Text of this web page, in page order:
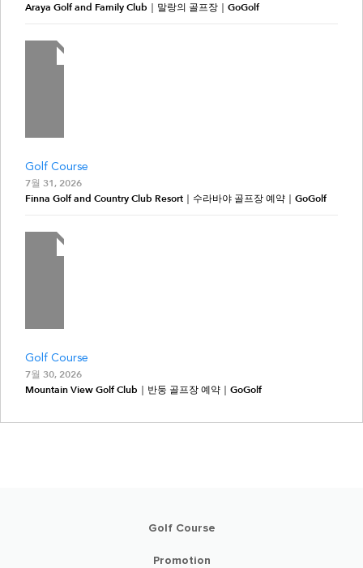
Araya Golf and Family Club｜말랑의 골프장｜GoGolf
Golf Course
7월 31, 2026
Finna Golf and Country Club Resort｜수라바야 골프장 예약｜GoGolf
Golf Course
7월 30, 2026
Mountain View Golf Club｜반둥 골프장 예약｜GoGolf
Golf Course
Promotion